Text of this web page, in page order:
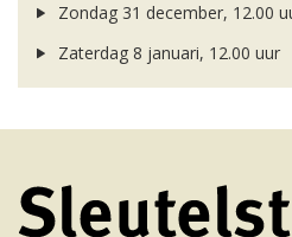
Zondag 31 december, 12.00
Zaterdag 8 januari, 12.00 uur